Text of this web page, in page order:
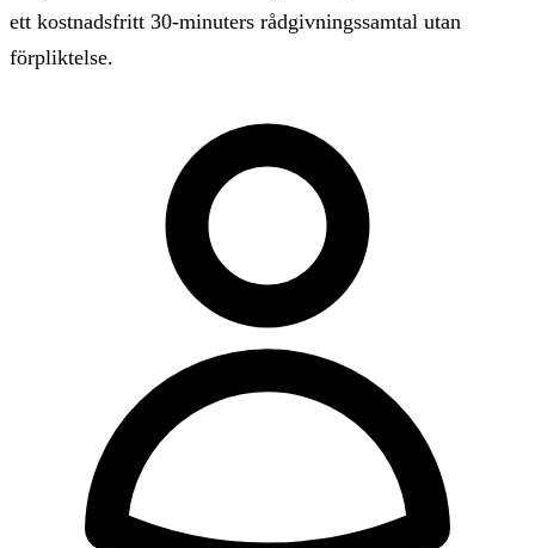
ett kostnadsfritt 30-minuters rådgivningssamtal utan
förpliktelse.